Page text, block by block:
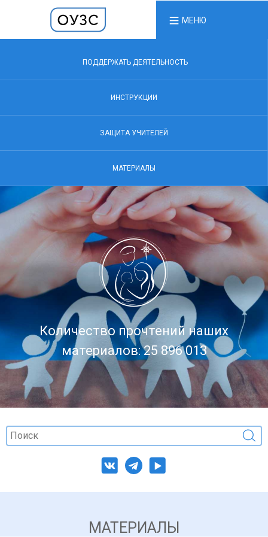
МЕНЮ
ПОДДЕРЖАТЬ ДЕЯТЕЛЬНОСТЬ
ИНСТРУКЦИИ
ЗАЩИТА УЧИТЕЛЕЙ
МАТЕРИАЛЫ
Количество прочтений наших
материалов: 25 896 013
МАТЕРИАЛЫ